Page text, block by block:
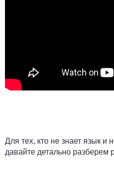
Для тех, кто не знает язык и
давайте детально разберем